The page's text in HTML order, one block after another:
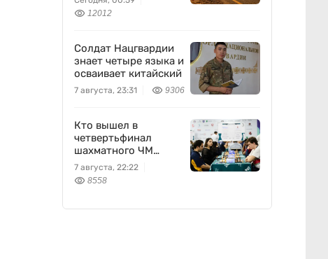
12012
Солдат Нацгвардии
знает четыре языка и
осваивает китайский
7 августа, 23:31 9306
Кто вышел в
четвертьфинал
шахматного ЧМ
среди университетов
7 августа, 22:22
8558